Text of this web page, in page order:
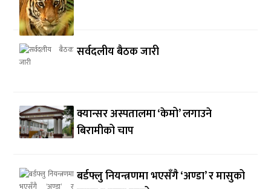
सर्वदलीय बैठक जारी
क्यान्सर अस्पतालमा ‘केमो’ लगाउने
बिरामीको चाप
बर्डफ्लु नियन्त्रणमा भएसँगै ‘अण्डा’ र मासुको